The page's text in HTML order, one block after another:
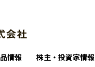
情報 株主・投資家情報